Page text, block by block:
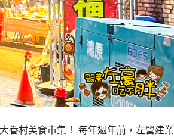
眷村美食市集！ 每年過年前，左營建業